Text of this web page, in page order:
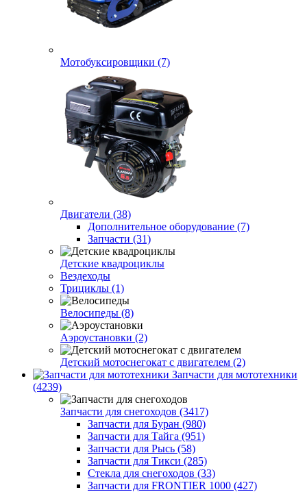
Мотобуксировщики (7)
Двигатели (38)
Дополнительное оборудование (7)
Запчасти (31)
Детские квадроциклы
Вездеходы
Трициклы (1)
Велосипеды (8)
Аэроустановки (2)
Детский мотоснегокат с двигателем (2)
Запчасти для мототехники
(4239)
Запчасти для снегоходов (3417)
Запчасти для Буран (980)
Запчасти для Тайга (951)
Запчасти для Рысь (58)
Запчасти для Тикси (285)
Стекла для снегоходов (33)
Запчасти для FRONTIER 1000 (427)